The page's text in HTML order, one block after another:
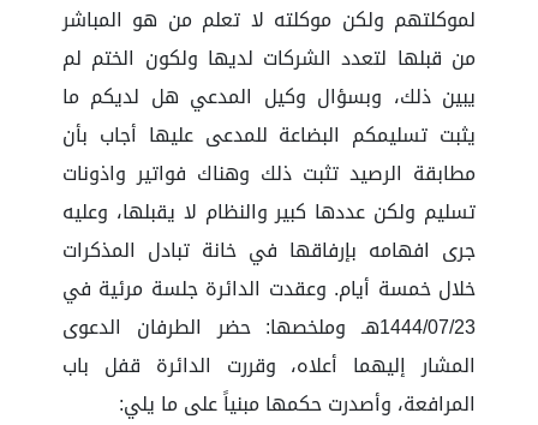
لموكلتهم ولكن موكلته لا تعلم من هو المباشر
من قبلها لتعدد الشركات لديها ولكون الختم لم
يبين ذلك، وبسؤال وكيل المدعي هل لديكم ما
يثبت تسليمكم البضاعة للمدعى عليها أجاب بأن
مطابقة الرصيد تثبت ذلك وهناك فواتير واذونات
تسليم ولكن عددها كبير والنظام لا يقبلها، وعليه
جرى افهامه بإرفاقها في خانة تبادل المذكرات
خلال خمسة أيام. وعقدت الدائرة جلسة مرئية في
‏23‏/07‏/1444هـ وملخصها: حضر الطرفان الدعوى
المشار إليهما أعلاه، وقررت الدائرة قفل باب
المرافعة، وأصدرت حكمها مبنياً على ما يلي: